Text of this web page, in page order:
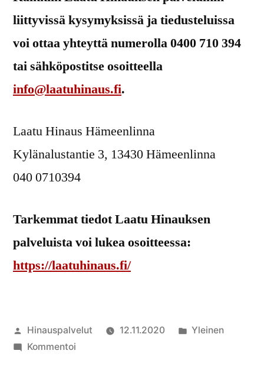
liittyvissä kysymyksissä ja tiedusteluissa
voi ottaa yhteyttä numerolla 0400 710 394
tai sähköpostitse osoitteella
info@laatuhinaus.fi.
Laatu Hinaus Hämeenlinna
Kylänalustantie 3, 13430 Hämeenlinna
040 0710394
Tarkemmat tiedot Laatu Hinauksen
palveluista voi lukea osoitteessa:
https://laatuhinaus.fi/
Artikkelin
julkaisija
Hinauspalvelut 12.11.2020
Julkaistu
Yleinen
Kommentoiartikkelia